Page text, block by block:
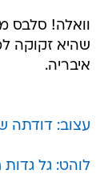
וואלה! סלבס
שהיא זקוקה
איבריה.
עצוב: דודתה
לוהט: גל גדות